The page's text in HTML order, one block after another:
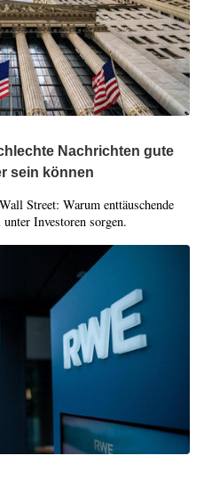
Nachrichten gute
sein können
Street: Warum enttäuschende
Investoren sorgen.